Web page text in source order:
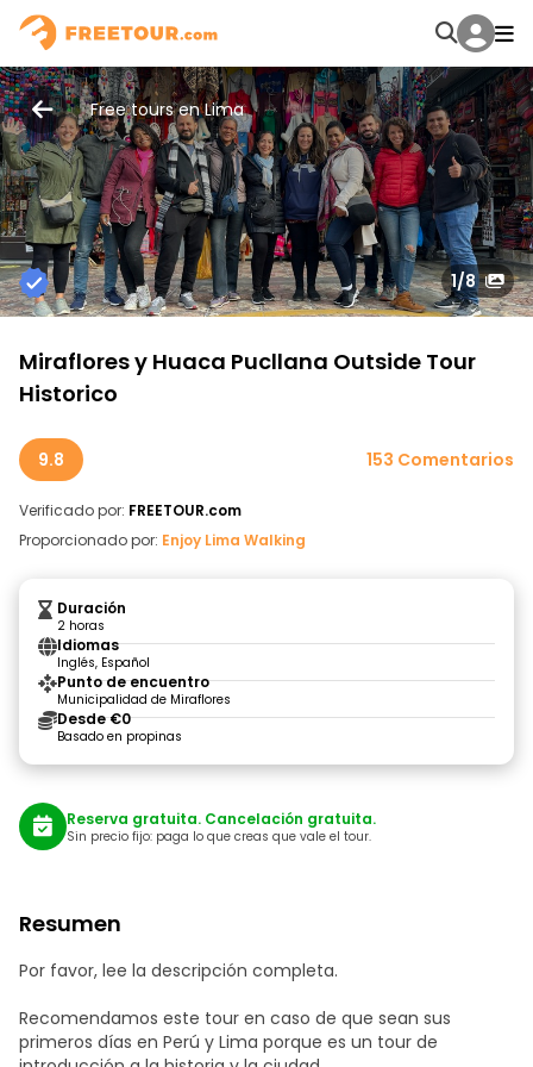
Free tours en Lima
1/8
Miraflores y Huaca Pucllana Outside Tour
Historico
9.8 153 Comentarios
Verificado por: FREETOUR.com
Proporcionado por: Enjoy Lima Walking
Duración
2 horas
Idiomas
Inglés, Español
Punto de encuentro
Municipalidad de Miraflores
Desde €0
Basado en propinas
Reserva gratuita. Cancelación gratuita.
Sin precio fijo: paga lo que creas que vale el tour.
Resumen
Por favor, lee la descripción completa.
Recomendamos este tour en caso de que sean sus
primeros días en Perú y Lima porque es un tour de